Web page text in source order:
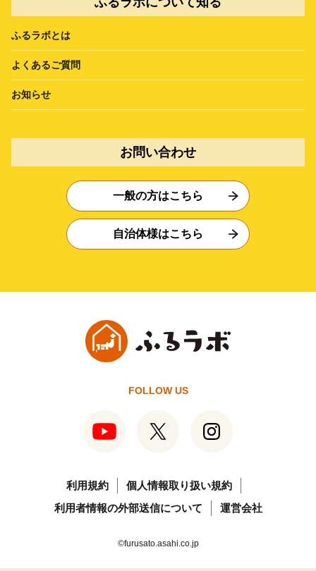
ふるラボとは
よくあるご質問
お知らせ
お問い合わせ
一般の方はこちら
自治体様はこちら
FOLLOW US
利用規約
個人情報取り扱い規約
利用者情報の外部送信について
運営会社
©furusato.asahi.co.jp